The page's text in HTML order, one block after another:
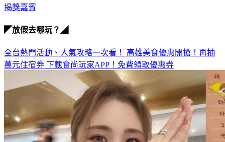
揭獎嘉賓
◤放假去哪玩？◢
全台熱門活動、人氣攻略一次看！ 高雄美食優惠開搶！再抽
萬元住宿券 下載食尚玩家APP！免費領取優惠券